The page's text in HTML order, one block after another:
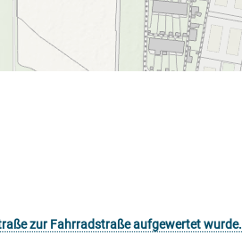
zur Fahrradstraße aufgewertet wurde.